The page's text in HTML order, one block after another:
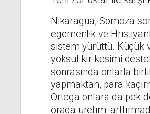
Nikaragua, Somoza
egemenlik ve
sistem yürüttü. Küçük
yoksul kır kesimi
sonrasında onlarla
yapmaktan, para
Ortega onlara da pek
orada üretimi